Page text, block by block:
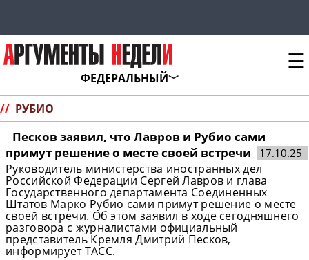
ФЕДЕРАЛЬНЫЙ
☰
// РУБИО
Песков заявил, что Лавров и Рубио сами
примут решение о месте своей встречи
17.10.25
Руководитель министерства иностранных дел
Российской Федерации Сергей Лавров и глава
Государственного департамента Соединенных
Штатов Марко Рубио сами примут решение о месте
своей встречи. Об этом заявил в ходе сегодняшнего
разговора c журналистами официальный
представитель Кремля Дмитрий Песков,
информирует ТАСС.